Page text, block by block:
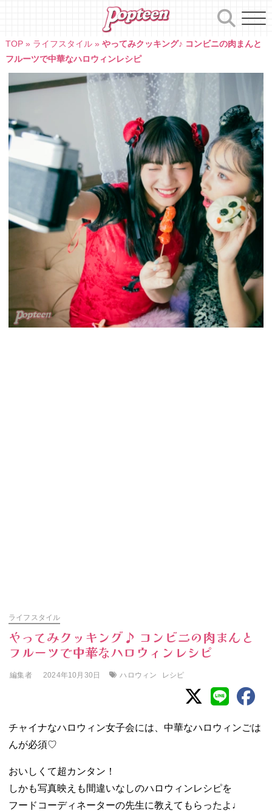
TOP» ライフスタイル» やってみクッキング♪ コンビニの肉まんと
フルーツで中華なハロウィンレシピ
ライフスタイル
やってみクッキング♪ コンビニの肉まんと
フルーツで中華なハロウィンレシピ
編集者 2024年10月30日 ハロウィン レシピ
チャイナなハロウィン女子会には、中華なハロウィンごは
んが必須♡
おいしくて超カンタン！
しかも写真映えも間違いなしのハロウィンレシピを
フードコーディネーターの先生に教えてもらったよ♩